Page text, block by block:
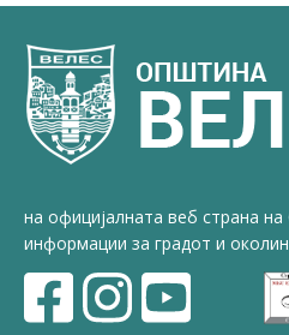
на официјалната веб страна
информации за градот и